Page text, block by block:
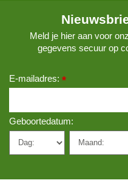
Meld je hier aan voor
gegevens secuur op
E-mailadres: *
Geboortedatum: